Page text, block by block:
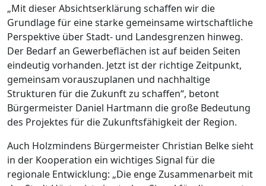
„Mit dieser Absichtserklärung schaffen wir die
Grundlage für eine starke gemeinsame wirtschaftliche
Perspektive über Stadt- und Landesgrenzen hinweg.
Der Bedarf an Gewerbeflächen ist auf beiden Seiten
eindeutig vorhanden. Jetzt ist der richtige Zeitpunkt,
gemeinsam vorauszuplanen und nachhaltige
Strukturen für die Zukunft zu schaffen“, betont
Bürgermeister Daniel Hartmann die große Bedeutung
des Projektes für die Zukunftsfähigkeit der Region.
Auch Holzmindens Bürgermeister Christian Belke sieht
in der Kooperation ein wichtiges Signal für die
regionale Entwicklung: „Die enge Zusammenarbeit mit